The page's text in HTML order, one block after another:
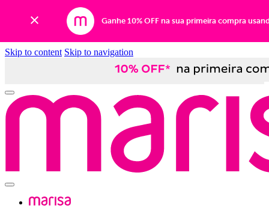
Ganhe 10% OFF na sua primeira compra
Skip to content Skip to navigation